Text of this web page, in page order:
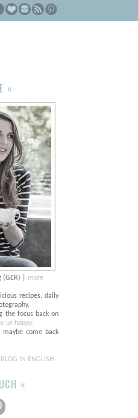
«
(GER) | more
recipes, daily
the focus back on
us happy.
come back
BLOG IN ENGLISH
«